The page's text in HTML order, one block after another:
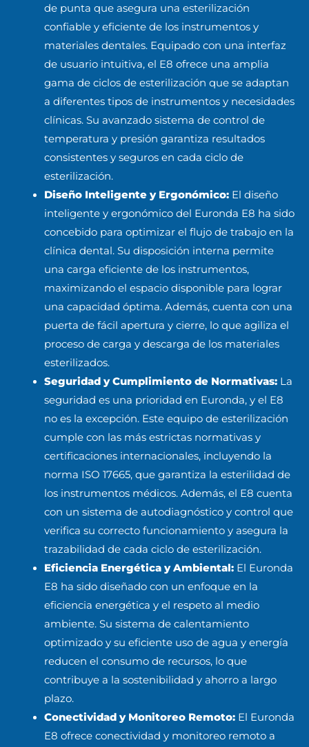
de punta que asegura una esterilización
confiable y eficiente de los instrumentos y
materiales dentales. Equipado con una interfaz
de usuario intuitiva, el E8 ofrece una amplia
gama de ciclos de esterilización que se adaptan
a diferentes tipos de instrumentos y necesidades
clínicas. Su avanzado sistema de control de
temperatura y presión garantiza resultados
consistentes y seguros en cada ciclo de
esterilización.
Diseño Inteligente y Ergonómico:El diseño
inteligente y ergonómico del Euronda E8 ha sido
concebido para optimizar el flujo de trabajo en la
clínica dental. Su disposición interna permite
una carga eficiente de los instrumentos,
maximizando el espacio disponible para lograr
una capacidad óptima. Además, cuenta con una
puerta de fácil apertura y cierre, lo que agiliza el
proceso de carga y descarga de los materiales
esterilizados.
Seguridad y Cumplimiento de Normativas:La
seguridad es una prioridad en Euronda, y el E8
no es la excepción. Este equipo de esterilización
cumple con las más estrictas normativas y
certificaciones internacionales, incluyendo la
norma ISO 17665, que garantiza la esterilidad de
los instrumentos médicos. Además, el E8 cuenta
con un sistema de autodiagnóstico y control que
verifica su correcto funcionamiento y asegura la
trazabilidad de cada ciclo de esterilización.
Eficiencia Energética y Ambiental:El Euronda
E8 ha sido diseñado con un enfoque en la
eficiencia energética y el respeto al medio
ambiente. Su sistema de calentamiento
optimizado y su eficiente uso de agua y energía
reducen el consumo de recursos, lo que
contribuye a la sostenibilidad y ahorro a largo
plazo.
Conectividad y Monitoreo Remoto:El Euronda
E8 ofrece conectividad y monitoreo remoto a